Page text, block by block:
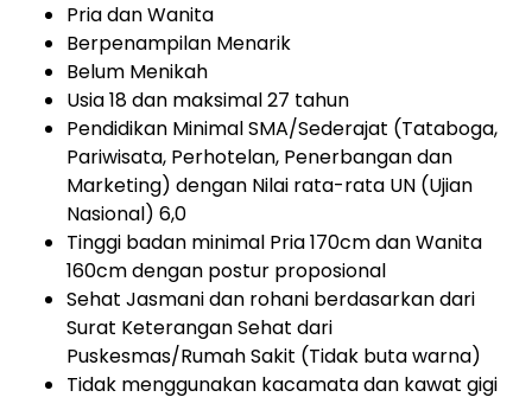
Pria dan Wanita
Berpenampilan Menarik
Belum Menikah
Usia 18 dan maksimal 27 tahun
Pendidikan Minimal SMA/Sederajat (Tataboga,
Pariwisata, Perhotelan, Penerbangan dan
Marketing) dengan Nilai rata-rata UN (Ujian
Nasional) 6,0
Tinggi badan minimal Pria 170cm dan Wanita
160cm dengan postur proposional
Sehat Jasmani dan rohani berdasarkan dari
Surat Keterangan Sehat dari
Puskesmas/Rumah Sakit (Tidak buta warna)
Tidak menggunakan kacamata dan kawat gigi